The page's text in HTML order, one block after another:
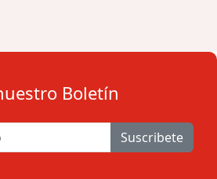
Boletín
Suscribete